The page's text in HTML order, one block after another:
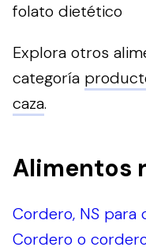
folato dietético
Explora otros
categoría
caza.
Alimentos
Cordero, NS para
Cordero o